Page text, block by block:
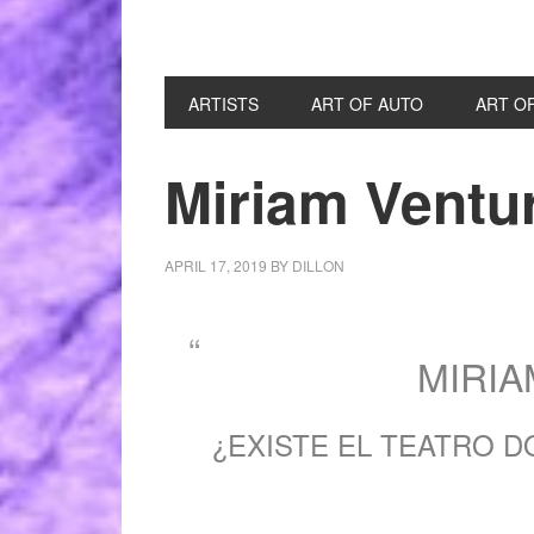
ARTISTS ART OF AUTO ART
Miriam
APRIL 17, 2019 BY DILLON
¿EXISTE EL TEATRO